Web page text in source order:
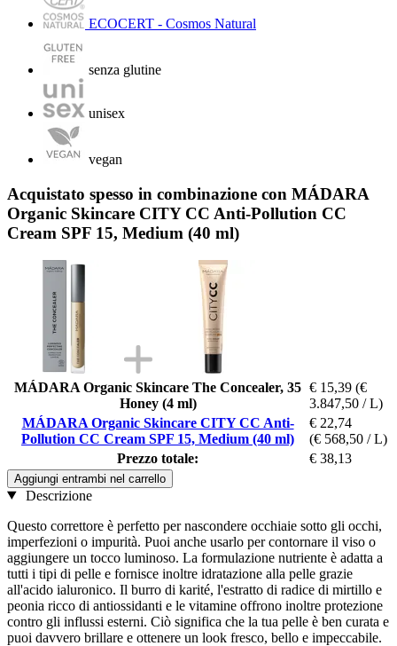
ECOCERT - Cosmos Natural
senza glutine
unisex
vegan
Acquistato spesso in combinazione con MÁDARA
Organic Skincare CITY CC Anti-Pollution CC
Cream SPF 15, Medium (40 ml)
MÁDARA Organic Skincare The Concealer, 35
Honey (4 ml)
€ 15,39 (€
3.847,50 / L)
MÁDARA Organic Skincare CITY CC Anti-
Pollution CC Cream SPF 15, Medium (40 ml)
€ 22,74
(€ 568,50 / L)
Prezzo totale:
€ 38,13
Aggiungi entrambi nel carrello
Descrizione
Questo correttore è perfetto per nascondere occhiaie sotto gli occhi,
imperfezioni o impurità. Puoi anche usarlo per contornare il viso o
aggiungere un tocco luminoso. La formulazione nutriente è adatta a
tutti i tipi di pelle e fornisce inoltre idratazione alla pelle grazie
all'acido ialuronico. Il burro di karité, l'estratto di radice di mirtillo e
peonia ricco di antiossidanti e le vitamine offrono inoltre protezione
contro gli influssi esterni. Ciò significa che la tua pelle è ben curata e
puoi davvero brillare e ottenere un look fresco, bello e impeccabile.